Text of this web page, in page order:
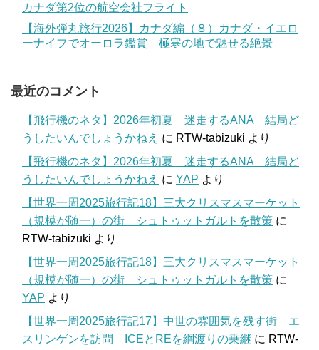
カナダ第2位の航空会社フライト
【海外弾丸旅行2026】カナダ編（８）カナダ・イエロ
ーナイフでオーロラ鑑賞 極寒の地で魅せる絶景
最近のコメント
【飛行機のネタ】2026年初夏 迷走するANA 結局ど
うしたいんでしょうかねえ に RTW-tabizuki より
【飛行機のネタ】2026年初夏 迷走するANA 結局ど
うしたいんでしょうかねえ に YAP より
【世界一周2025旅行記18】三大クリスマスマーケット
（規模が随一）の街 シュトゥットガルトを散策 に
RTW-tabizuki より
【世界一周2025旅行記18】三大クリスマスマーケット
（規模が随一）の街 シュトゥットガルトを散策 に
YAP より
【世界一周2025旅行記17】中世の雰囲気を残す街 エ
スリンゲンを訪問 ICEとREを綱渡りの乗継 に RTW-